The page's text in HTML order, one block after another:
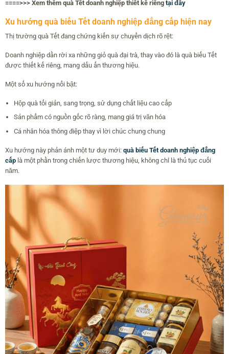
====>>> Xem thêm quà Tết doanh nghiệp thiết kế riêng tại đây
Xu hướng quà biếu Tết doanh nghiệp đẳng cấp hiện nay
Thị trường quà Tết đang chứng kiến sự chuyển dịch rõ rệt:
Doanh nghiệp dần rời xa những giỏ quà đại trà, thay vào đó là quà biếu Tết
được thiết kế riêng, mang dấu ấn thương hiệu.
Một số xu hướng nổi bật:
Hộp quà tối giản, sang trọng, sử dụng chất liệu cao cấp
Sản phẩm có nguồn gốc rõ ràng, mang giá trị văn hóa
Cá nhân hóa thông điệp thay vì lời chúc chung chung
Xu hướng này phản ánh một tư duy mới: quà biếu Tết doanh nghiệp đẳng
cấplà một phần trong chiến lược thương hiệu, không chỉ là thủ tục cuối
năm.